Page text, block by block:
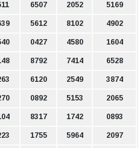
6507 2052 5169
5612 8102 4902
0427 4580 1604
8792 7414 6528
6120 2549 3874
0892 5153 2065
8317 1742 0893
1755 5964 2097